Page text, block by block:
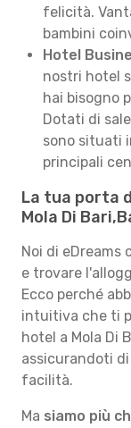
felicità.
bambini
Hotel
nostri hotel
hai bisogno
Dotati di
sono situati
principali
La tua porta
Mola Di
Noi di eDreams
e trovare
Ecco perché
intuitiva che ti
hotel a Mola Di
assicurandoti
facilità.
Ma siamo più